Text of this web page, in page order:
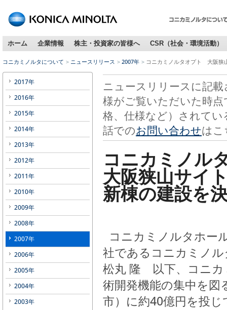
ホーム 企業情報 株主・投資家の皆様へ CSR（社会・環境活動）
コニカミノルタについて ニュースリリース 2007年 コニカミノルタオプト 大阪狭
ニュースリリースに記
様がご覧いただいた時
格、仕様など）されて
話でのお問い合わせは
コニカミノル
大阪狭山サイ
新棟の建設を
コニカミノルタホー
社であるコニカミノ
松丸 隆 以下、コニカ
術開発機能の集中を図
市）に約40億円を投
2017年
2016年
2015年
2014年
2013年
2012年
2011年
2010年
2009年
2008年
2007年
2006年
2005年
2004年
2003年